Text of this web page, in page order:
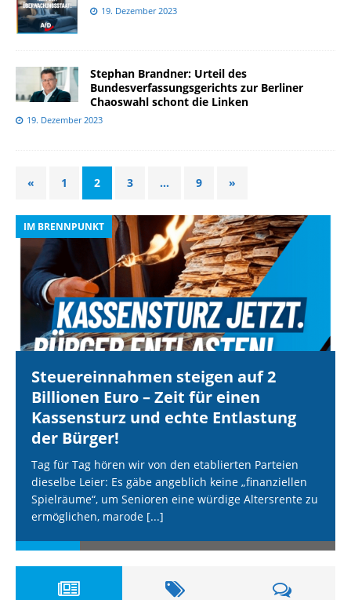
19. Dezember 2023
Stephan Brandner: Urteil des
Bundesverfassungsgerichts zur Berliner
Chaoswahl schont die Linken
19. Dezember 2023
« 1 2 3 … 9 »
IM BRENNPUNKT
Steuereinnahmen steigen auf 2
Billionen Euro – Zeit für einen
Kassensturz und echte Entlastung
der Bürger!
Tag für Tag hören wir von den etablierten Parteien
dieselbe Leier: Es gäbe angeblich keine „finanziellen
Spielräume“, um Senioren eine würdige Altersrente zu
ermöglichen, marode [...]